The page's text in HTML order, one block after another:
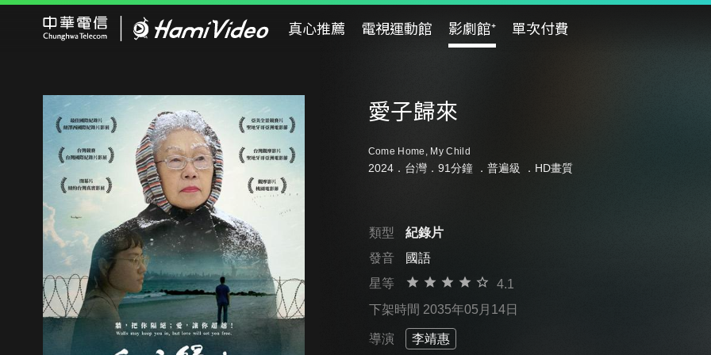
真心推薦 電視運動館 影劇館⁺ 單次付費
愛子歸來
Come Home, My Child
2024．台灣．91分鐘 ． 普遍級 ．HD畫質
類型
紀錄片
發音
國語
星等
4.1
下架時間 2035年05月14日
導演 李靖惠